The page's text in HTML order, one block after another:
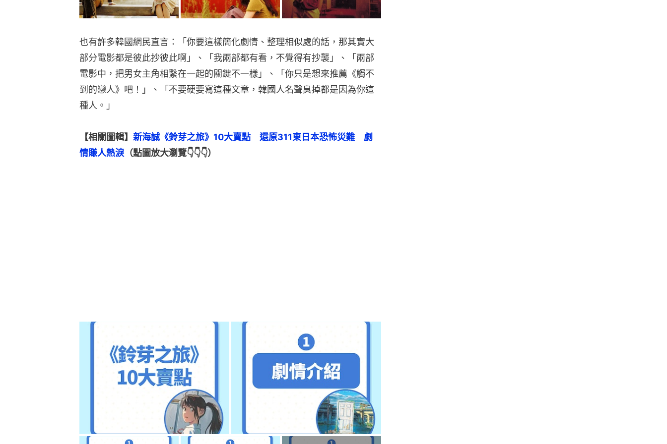
也有許多韓國網民直言：「你要這樣簡化劇情、整理相似處的話，那其實大
部分電影都是彼此抄彼此啊」、「我兩部都有看，不覺得有抄襲」、「兩部
電影中，把男女主角相繫在一起的關鍵不一樣」、「你只是想來推薦《觸不
到的戀人》吧！」、「不要硬要寫這種文章，韓國人名聲臭掉都是因為你這
種人。」
【相關圖輯】 新海誠《鈴芽之旅》10大賣點　還原311東日本恐怖災難　劇
情賺人熱淚 （點圖放大瀏覽👇👇👇）